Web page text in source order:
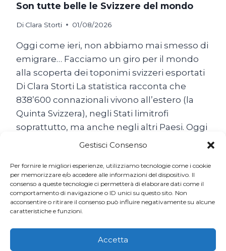
Gestisci Consenso
Per fornire le migliori esperienze, utilizziamo tecnologie come i cookie
per memorizzare e/o accedere alle informazioni del dispositivo. Il
consenso a queste tecnologie ci permetterà di elaborare dati come il
comportamento di navigazione o ID unici su questo sito. Non
acconsentire o ritirare il consenso può influire negativamente su alcune
caratteristiche e funzioni.
Accetta
Son tutte belle le Svizzere del mondo
Di Clara Storti 01/08/2026
Oggi come ieri, non abbiamo mai smesso di
emigrare… Facciamo un giro per il mondo
alla scoperta dei toponimi svizzeri esportati
Di Clara Storti La statistica racconta che
838’600 connazionali vivono all’estero (la
Quinta Svizzera), negli Stati limitrofi
soprattutto, ma anche negli altri Paesi. Oggi
come ieri, non abbiamo mai smesso di
LEGGI TUTTOSON
TUTTE
BELLE
LE
DEL
MONDO